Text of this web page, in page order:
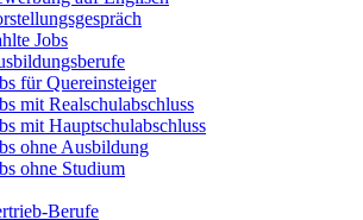
Jobs
für Quereinsteiger
mit Realschulabschluss
mit Hauptschulabschluss
ohne Ausbildung
ohne Studium
Berufe